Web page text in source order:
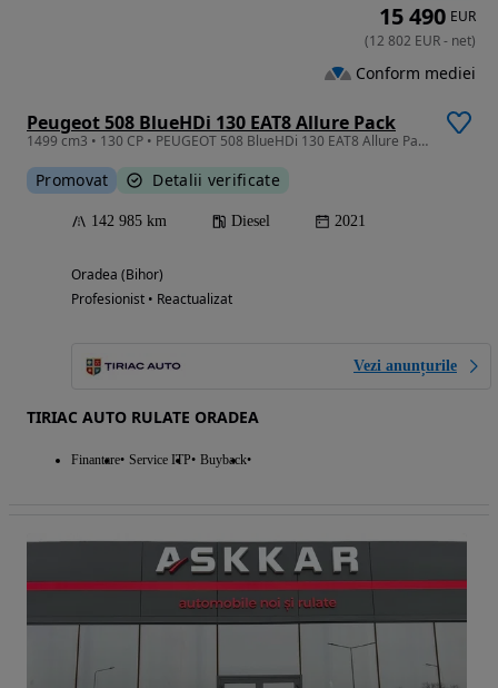
Peugeot 508 BlueHDi 130 EAT8 Allure Pack
1499 cm3 • 130 CP • PEUGEOT 508 BlueHDi 130 EAT8 Allure Pack Garantie/Finantare/Istoric
Promovat Detalii verificate
142 985 km Diesel 2021
Oradea (Bihor)
Profesionist • Reactualizat
Vezi anunțurile
TIRIAC AUTO RULATE ORADEA
Finantare Service ITP Buyback
15 490 EUR
(12 802 EUR- net)
Conform mediei